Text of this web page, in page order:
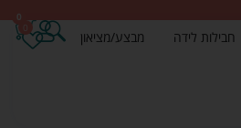
חבילות לידה מבצע/מציאון
0